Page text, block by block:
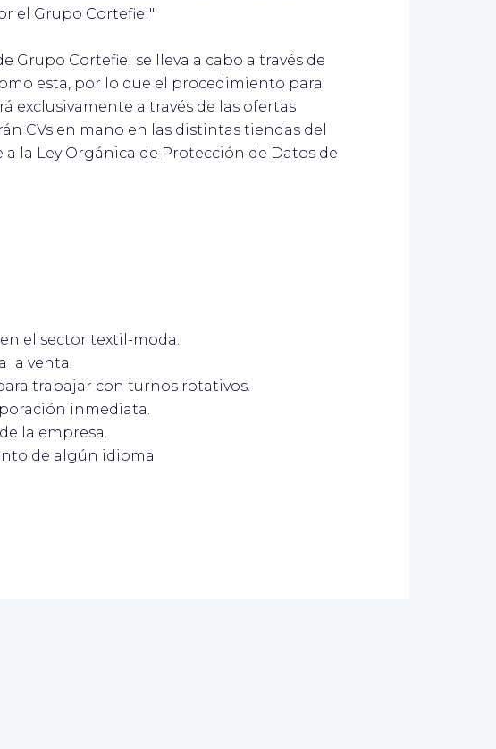
el Grupo Cortefiel"
Grupo Cortefiel se lleva a cabo a través de
esta, por lo que el procedimiento para
exclusivamente a través de las ofertas
CVs en mano en las distintas tiendas del
la Ley Orgánica de Protección de Datos de
el sector textil-moda.
la venta.
trabajar con turnos rotativos.
inmediata.
la empresa.
de algún idioma